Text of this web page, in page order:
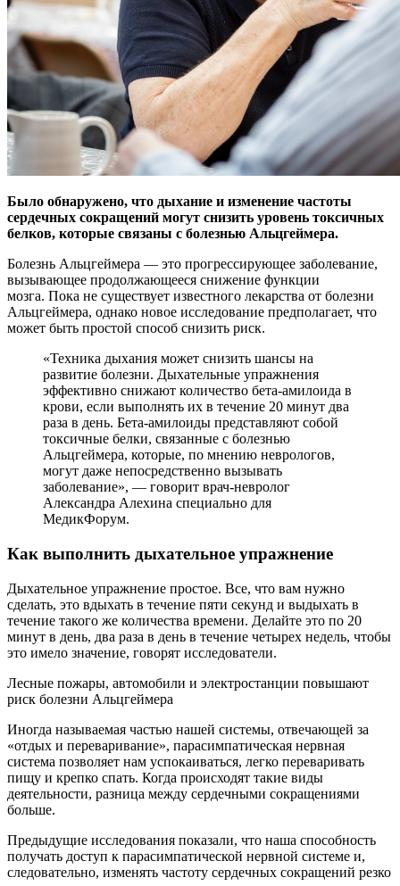
Было обнаружено, что дыхание и изменение частоты
сердечных сокращений могут снизить уровень токсичных
белков, которые связаны с болезнью Альцгеймера.
Болезнь Альцгеймера — это прогрессирующее заболевание,
вызывающее продолжающееся снижение функции
мозга. Пока не существует известного лекарства от болезни
Альцгеймера, однако новое исследование предполагает, что
может быть простой способ снизить риск.
«Техника дыхания может снизить шансы на
развитие болезни. Дыхательные упражнения
эффективно снижают количество бета-амилоида в
крови, если выполнять их в течение 20 минут два
раза в день. Бета-амилоиды представляют собой
токсичные белки, связанные с болезнью
Альцгеймера, которые, по мнению неврологов,
могут даже непосредственно вызывать
заболевание», — говорит врач-невролог
Александра Алехина специально для
МедикФорум.
Как выполнить дыхательное упражнение
Дыхательное упражнение простое. Все, что вам нужно
сделать, это вдыхать в течение пяти секунд и выдыхать в
течение такого же количества времени. Делайте это по 20
минут в день, два раза в день в течение четырех недель, чтобы
это имело значение, говорят исследователи.
Лесные пожары, автомобили и электростанции повышают
риск болезни Альцгеймера
Иногда называемая частью нашей системы, отвечающей за
«отдых и переваривание», парасимпатическая нервная
система позволяет нам успокаиваться, легко переваривать
пищу и крепко спать. Когда происходят такие виды
деятельности, разница между сердечными сокращениями
больше.
Предыдущие исследования показали, что наша способность
получать доступ к парасимпатической нервной системе и,
следовательно, изменять частоту сердечных сокращений резко